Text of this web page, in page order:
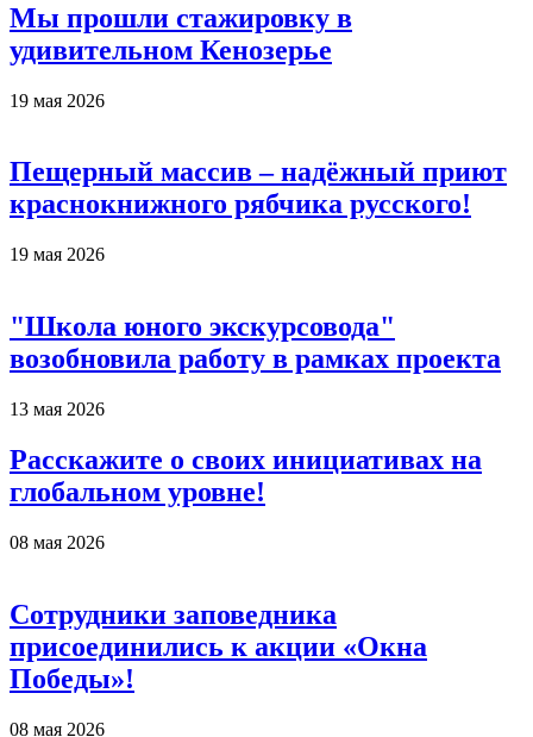
Мы прошли стажировку в
удивительном Кенозерье
19 мая 2026
Пещерный массив – надёжный приют
краснокнижного рябчика русского!
19 мая 2026
"Школа юного экскурсовода"
возобновила работу в рамках проекта
13 мая 2026
Расскажите о своих инициативах на
глобальном уровне!
08 мая 2026
Сотрудники заповедника
присоединились к акции «Окна
Победы»!
08 мая 2026